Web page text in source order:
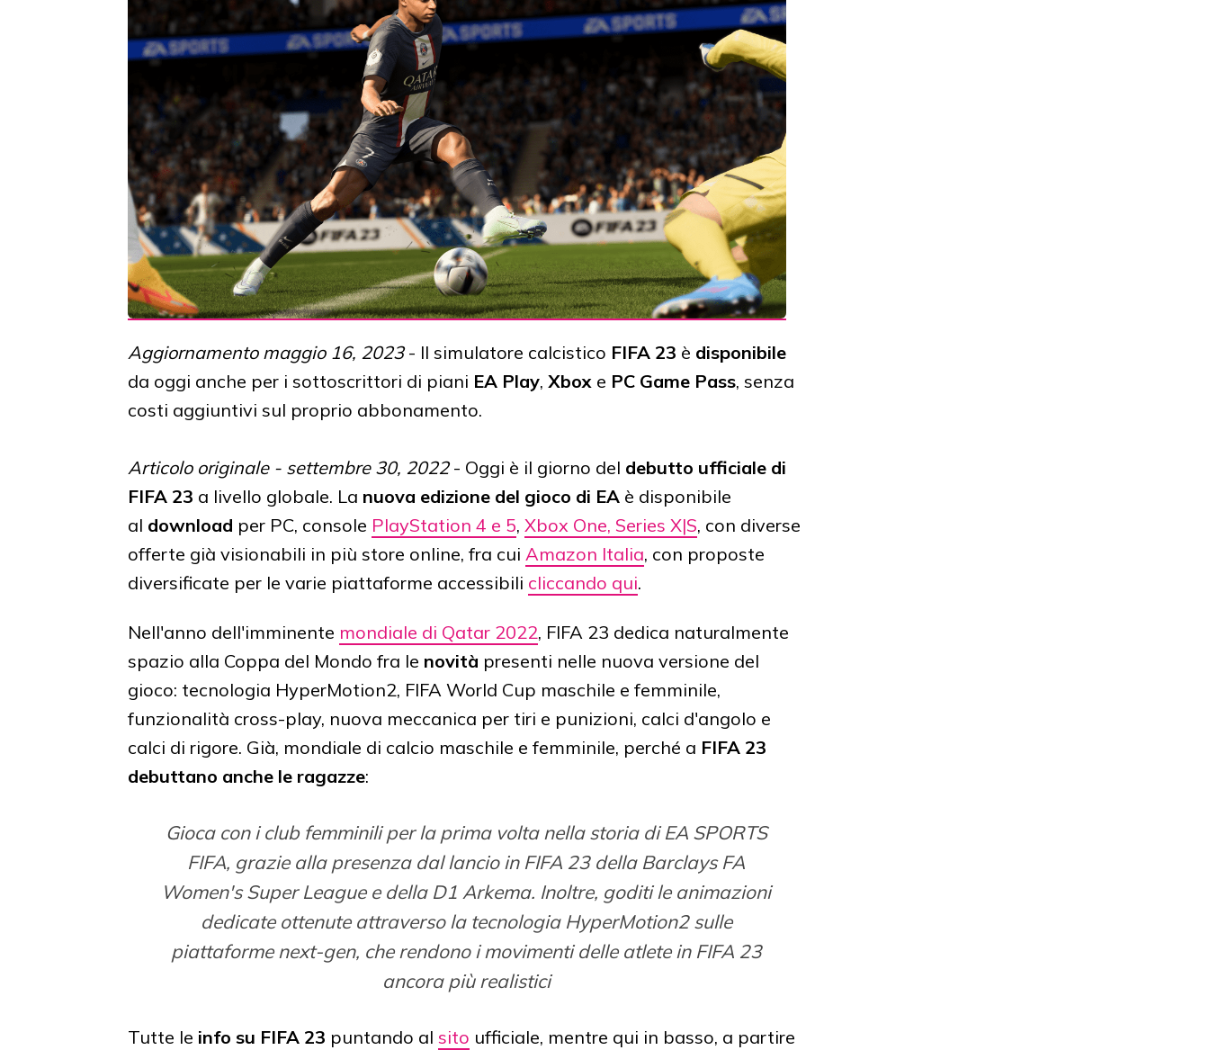
Aggiornamento maggio 16, 2023- Il simulatore calcistico FIFA 23 è disponibile
da oggi anche per i sottoscrittori di piani EA Play, Xbox e PC Game Pass, senza
costi aggiuntivi sul proprio abbonamento.
Articolo originale - settembre 30, 2022- Oggi è il giorno del debutto ufficiale di
FIFA 23 a livello globale. La nuova edizione del gioco di EA è disponibile
al download per PC, console PlayStation 4 e 5, Xbox One, Series X|S, con diverse
offerte già visionabili in più store online, fra cui Amazon Italia, con proposte
diversificate per le varie piattaforme accessibili cliccando qui.
Nell'anno dell'imminente mondiale di Qatar 2022, FIFA 23 dedica naturalmente
spazio alla Coppa del Mondo fra le novità presenti nelle nuova versione del
gioco: tecnologia HyperMotion2, FIFA World Cup maschile e femminile,
funzionalità cross-play, nuova meccanica per tiri e punizioni, calci d'angolo e
calci di rigore. Già, mondiale di calcio maschile e femminile, perché a FIFA 23
debuttano anche le ragazze:
Gioca con i club femminili per la prima volta nella storia di EA SPORTS
FIFA, grazie alla presenza dal lancio in FIFA 23 della Barclays FA
Women's Super League e della D1 Arkema. Inoltre, goditi le animazioni
dedicate ottenute attraverso la tecnologia HyperMotion2 sulle
piattaforme next-gen, che rendono i movimenti delle atlete in FIFA 23
ancora più realistici
Tutte le info su FIFA 23 puntando al sito ufficiale, mentre qui in basso, a partire